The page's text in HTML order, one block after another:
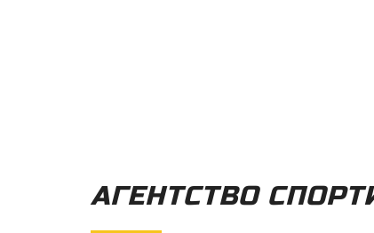
АГЕНТСТВО